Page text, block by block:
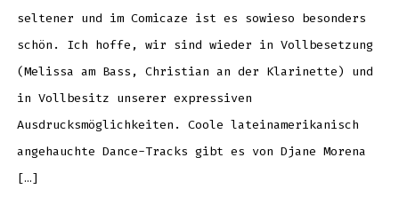
seltener und im Comicaze ist es sowieso besonders
schön. Ich hoffe, wir sind wieder in Vollbesetzung
(Melissa am Bass, Christian an der Klarinette) und
in Vollbesitz unserer expressiven
Ausdrucksmöglichkeiten. Coole lateinamerikanisch
angehauchte Dance-Tracks gibt es von Djane Morena
[…]